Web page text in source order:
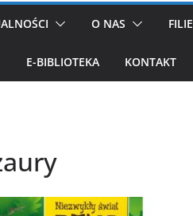
O NAS FILIE
E-BIBLIOTEKA KONTAKT